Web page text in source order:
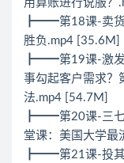
用算账进行说服？
┣━━第18课-卖货
胜负.mp4 [35.6M]
┣━━第19课-激发
事勾起客户需求？
法.mp4 [54.7M]
┣━━第20课-三七
堂课：美国大学最
┣━━第21课-投其